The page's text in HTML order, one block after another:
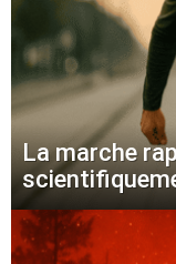
La marche